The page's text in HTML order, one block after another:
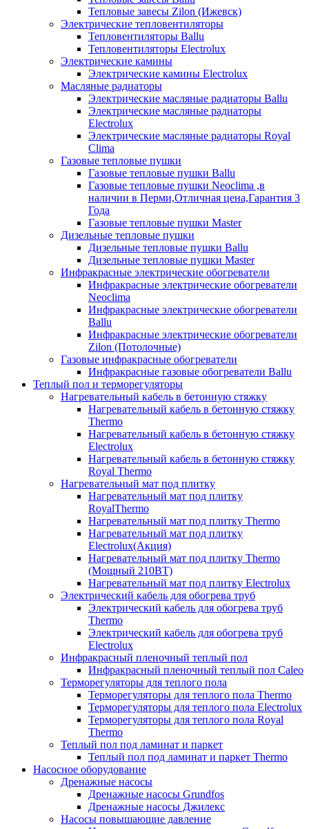
Тепловые завесы Zilon (Ижевск)
Электрические тепловентиляторы
Тепловентиляторы Ballu
Тепловентиляторы Electrolux
Электрические камины
Электрические камины Electrolux
Масляные радиаторы
Электрические масляные радиаторы Ballu
Электрические масляные радиаторы
Electrolux
Электрические масляные радиаторы Royal
Clima
Газовые тепловые пушки
Газовые тепловые пушки Ballu
Газовые тепловые пушки Neoclima ,в
наличии в Перми,Отличная цена,Гарантия 3
Года
Газовые тепловые пушки Master
Дизельные тепловые пушки
Дизельные тепловые пушки Ballu
Дизельные тепловые пушки Master
Инфракрасные электрические обогреватели
Инфракрасные электрические обогреватели
Neoclima
Инфракрасные электрические обогреватели
Ballu
Инфракрасные электрические обогреватели
Zilon (Потолочные)
Газовые инфракрасные обогреватели
Инфракрасные газовые обогреватели Ballu
Теплый пол и терморегуляторы
Нагревательный кабель в бетонную стяжку
Нагревательный кабель в бетонную стяжку
Thermo
Нагревательный кабель в бетонную стяжку
Electrolux
Нагревательный кабель в бетонную стяжку
Royal Thermo
Нагревательный мат под плитку
Нагревательный мат под плитку
RoyalThermo
Нагревательный мат под плитку Thermo
Нагревательный мат под плитку
Electrolux(Акция)
Нагревательный мат под плитку Thermo
(Мощный 210ВТ)
Нагревательный мат под плитку Electrolux
Электрический кабель для обогрева труб
Электрический кабель для обогрева труб
Thermo
Электрический кабель для обогрева труб
Electrolux
Инфракрасный пленочный теплый пол
Инфракрасный пленочный теплый пол Caleo
Терморегуляторы для теплого пола
Терморегуляторы для теплого пола Thermo
Терморегуляторы для теплого пола Electrolux
Терморегуляторы для теплого пола Royal
Thermo
Теплый пол под ламинат и паркет
Теплый пол под ламинат и паркет Thermo
Насосное оборудование
Дренажные насосы
Дренажные насосы Grundfos
Дренажные насосы Джилекс
Насосы повышающие давление